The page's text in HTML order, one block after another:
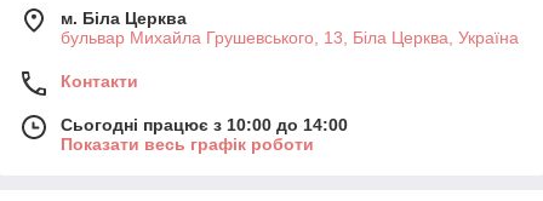
м. Біла Церква
бульвар Михайла Грушевського, 13, Біла Церква, Україна
Контакти
Сьогодні працює з 10:00 до 14:00
Показати весь графік роботи